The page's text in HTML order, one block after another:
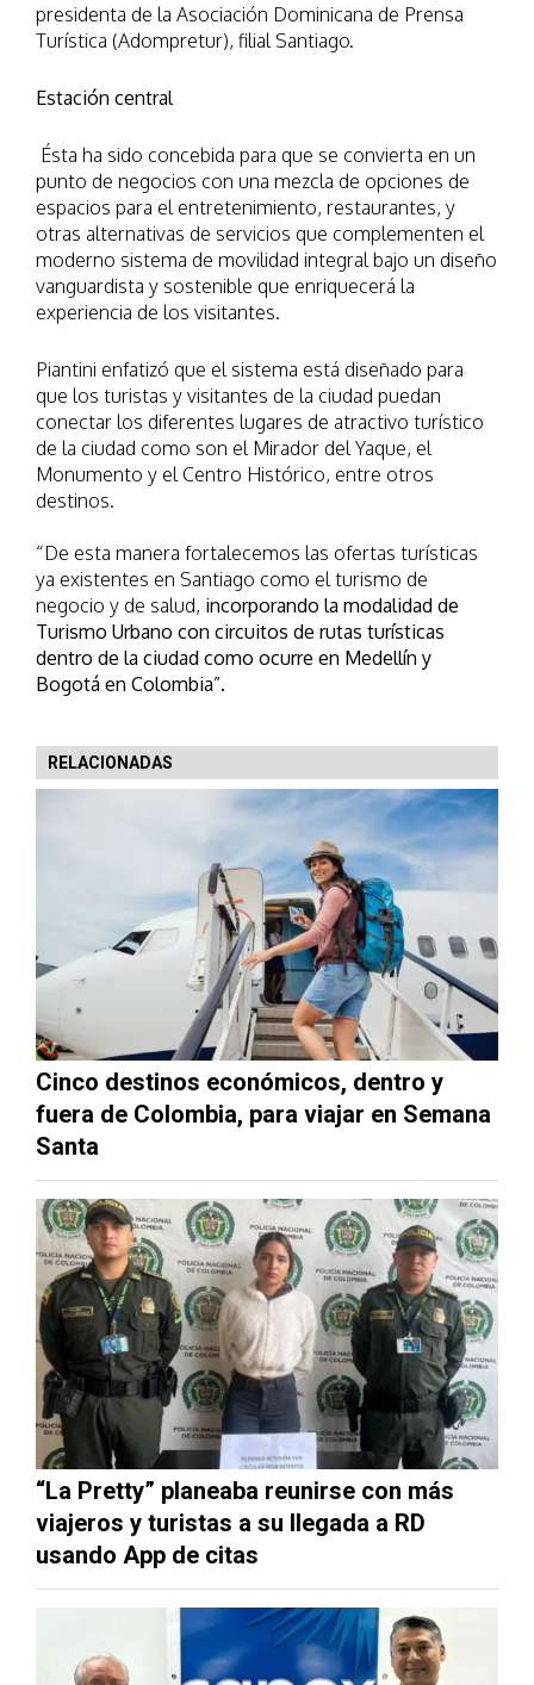
presidenta de la Asociación Dominicana de Prensa
Turística (Adompretur), filial Santiago.
Estación central
Ésta ha sido concebida para que se convierta en un
punto de negocios con una mezcla de opciones de
espacios para el entretenimiento, restaurantes, y
otras alternativas de servicios que complementen el
moderno sistema de movilidad integral bajo un diseño
vanguardista y sostenible que enriquecerá la
experiencia de los visitantes.
Piantini enfatizó que el sistema está diseñado para
que los turistas y visitantes de la ciudad puedan
conectar los diferentes lugares de atractivo turístico
de la ciudad como son el Mirador del Yaque, el
Monumento y el Centro Histórico, entre otros
destinos.
“De esta manera fortalecemos las ofertas turísticas
ya existentes en Santiago como el turismo de
negocio y de salud, incorporando la modalidad de
Turismo Urbano con circuitos de rutas turísticas
dentro de la ciudad como ocurre en Medellín y
Bogotá en Colombia”.
RELACIONADAS
Cinco destinos económicos, dentro y
fuera de Colombia, para viajar en Semana
Santa
“La Pretty” planeaba reunirse con más
viajeros y turistas a su llegada a RD
usando App de citas